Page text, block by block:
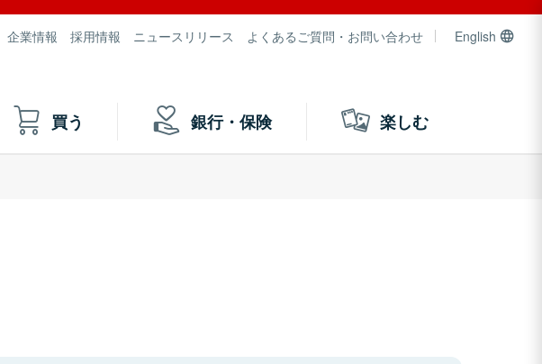
企業情報 採用情報 ニュースリリース よくあるご質問・お問い合わせ English
買う 銀行・保険 楽しむ